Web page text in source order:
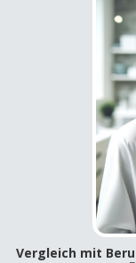
Vergleich mit